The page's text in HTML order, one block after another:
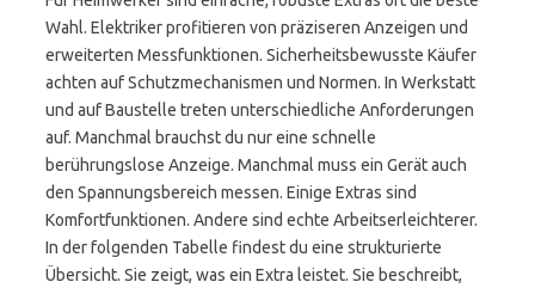
Wahl. Elektriker profitieren von präziseren Anzeigen und
erweiterten Messfunktionen. Sicherheitsbewusste Käufer
achten auf Schutzmechanismen und Normen. In Werkstatt
und auf Baustelle treten unterschiedliche Anforderungen
auf. Manchmal brauchst du nur eine schnelle
berührungslose Anzeige. Manchmal muss ein Gerät auch
den Spannungsbereich messen. Einige Extras sind
Komfortfunktionen. Andere sind echte Arbeitserleichterer.
In der folgenden Tabelle findest du eine strukturierte
Übersicht. Sie zeigt, was ein Extra leistet. Sie beschreibt,